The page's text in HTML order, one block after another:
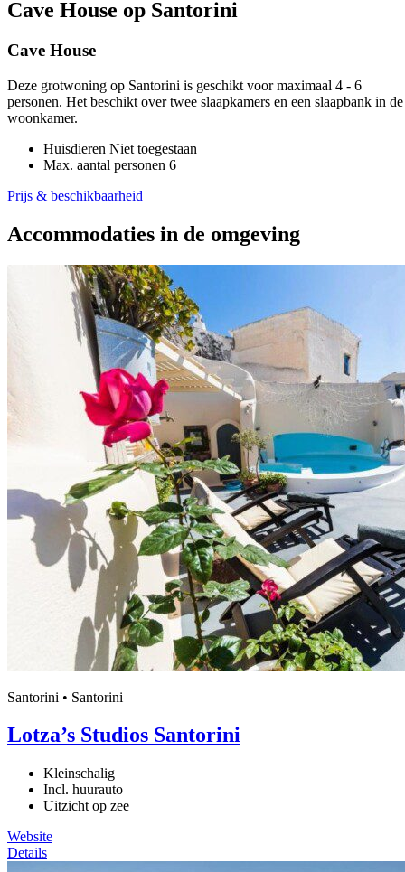
Cave House op Santorini
Cave House
Deze grotwoning op Santorini is geschikt voor maximaal 4 - 6
personen. Het beschikt over twee slaapkamers en een slaapbank in de
woonkamer.
Huisdieren Niet toegestaan
Max. aantal personen 6
Prijs & beschikbaarheid
Accommodaties in de omgeving
Santorini • Santorini
Lotza’s Studios Santorini
Kleinschalig
Incl. huurauto
Uitzicht op zee
Website
Details